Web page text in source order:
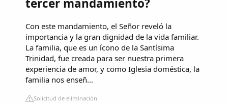
tercer mandamiento?
Con este mandamiento, el Señor reveló la
importancia y la gran dignidad de la vida familiar.
La familia, que es un ícono de la Santísima
Trinidad, fue creada para ser nuestra primera
experiencia de amor, y como Iglesia doméstica, la
familia nos enseñ...
Solicitud de eliminación